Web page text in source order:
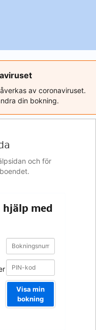
av coronaviruset.
din bokning.
och för
med
Bokningsnummer
Bokningsnummer
Visa min
bokning